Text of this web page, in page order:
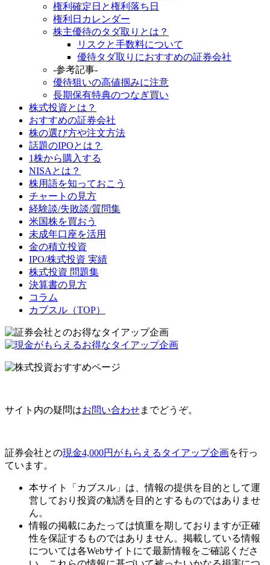
権利確定日と権利落ち日
権利日カレンダー
株主優待のタダ取りとは？
リスクと手数料について
優待タダ取りにおすすめの証券会社
-参考記事-
優待狙いの高値掴みに注意
長期保有特典のつなぎ買い
株式投資とは？
おすすめの証券会社
株の選び方や注文方法
話題のIPOとは？
1株から購入する
NISAとは？
株用語を知っておこう
チャートの見方
経験談/失敗談/質問集
米国株を買おう
未成年口座を活用
金の積立投資
IPO/株式投資 実績
株式投資 問題集
決算書の見方
コラム
カブスル（TOP）
サイト内の疑問はお問い合わせまでどうぞ。
証券会社との現金4,000円がもらえるタイアップ企画を行っ
ています。
本サイト「カブスル」は、情報の提供を目的として運
営しており投資の勧誘を目的とするものではありませ
ん。
情報の掲載にあたっては慎重を期しておりますが正確
性を保証するものではありません。掲載している情報
については各Webサイトにて最新情報をご確認くださ